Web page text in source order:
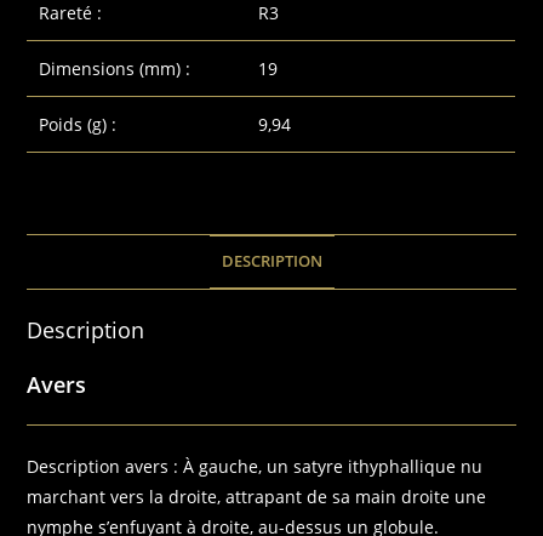
Rareté : R3
Dimensions (mm) : 19
Poids (g) : 9,94
DESCRIPTION
Description
Avers
Description avers :À gauche, un satyre ithyphallique nu
marchant vers la droite, attrapant de sa main droite une
nymphe s’enfuyant à droite, au-dessus un globule.